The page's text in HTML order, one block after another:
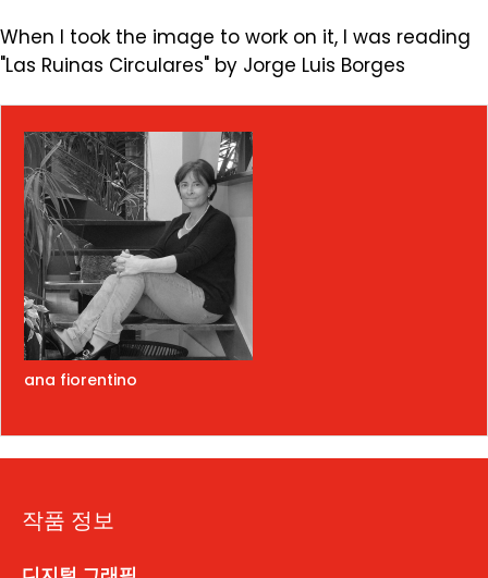
When I took the image to work on it, I was reading
"Las Ruinas Circulares" by Jorge Luis Borges
ana fiorentino
작품 정보